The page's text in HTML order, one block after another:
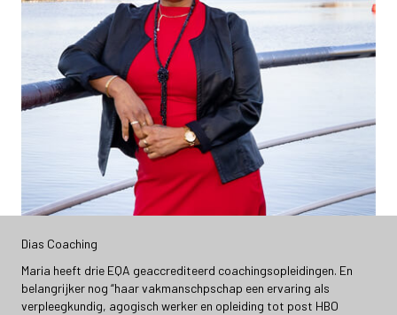
Dias Coaching
Maria heeft drie EQA geaccrediteerd coachingsopleidingen. En
belangrijker nog “haar vakmanschpschap een ervaring als
verpleegkundig, agogisch werker en opleiding tot post HBO